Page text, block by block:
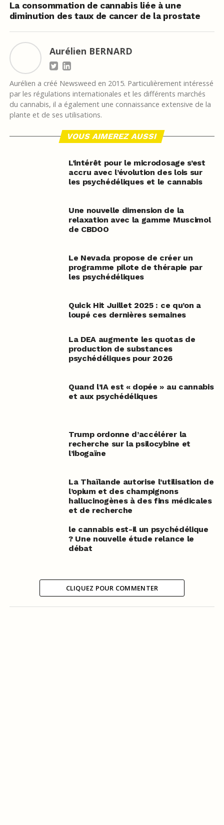
La consommation de cannabis liée à une
diminution des taux de cancer de la prostate
Aurélien BERNARD
Aurélien a créé Newsweed en 2015. Particulièrement intéressé
par les régulations internationales et les différents marchés
du cannabis, il a également une connaissance extensive de la
plante et de ses utilisations.
VOUS AIMEREZ AUSSI
L’intérêt pour le microdosage s’est
accru avec l’évolution des lois sur
les psychédéliques et le cannabis
Une nouvelle dimension de la
relaxation avec la gamme Muscimol
de CBDOO
Le Nevada propose de créer un
programme pilote de thérapie par
les psychédéliques
Quick Hit Juillet 2025 : ce qu’on a
loupé ces dernières semaines
La DEA augmente les quotas de
production de substances
psychédéliques pour 2026
Quand l’IA est « dopée » au cannabis
et aux psychédéliques
Trump ordonne d’accélérer la
recherche sur la psilocybine et
l’ibogaïne
La Thaïlande autorise l’utilisation de
l’opium et des champignons
hallucinogènes à des fins médicales
et de recherche
le cannabis est-il un psychédélique
? Une nouvelle étude relance le
débat
CLIQUEZ POUR COMMENTER